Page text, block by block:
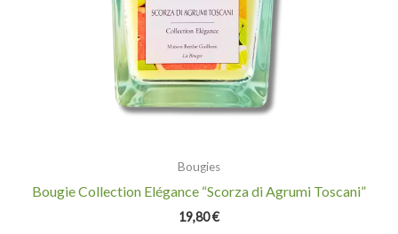
Bougies
Bougie Collection Elégance “Scorza di Agrumi Toscani”
19,80€